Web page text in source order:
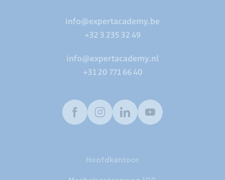
info@expertacademy.be
+32 3 235 32 49
info@expertacademy.nl
+31 20 771 66 40
FacebookInstagramLinkedInYoutube
Hoofdkantoor